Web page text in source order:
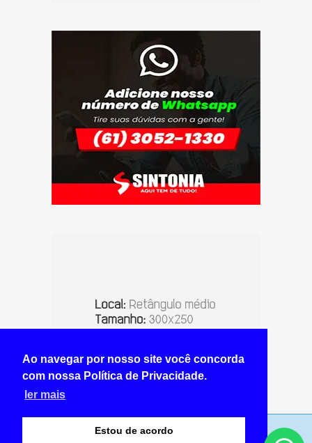
Ao navegar por nosso site você concorda
com nossa Política de Privacidade.
ler mais
Estou de acordo